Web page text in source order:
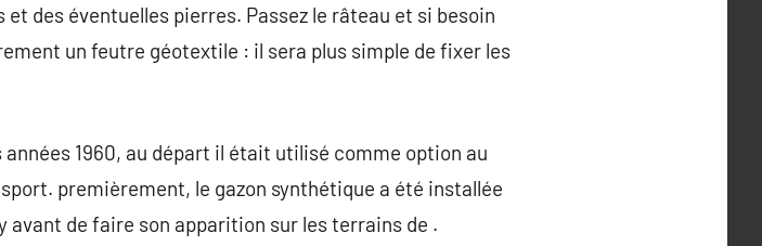
des éventuelles pierres. Passez le râteau et si besoin
un feutre géotextile : il sera plus simple de fixer les
1960, au départ il était utilisé comme option au
premièrement, le gazon synthétique a été installée
de faire son apparition sur les terrains de .